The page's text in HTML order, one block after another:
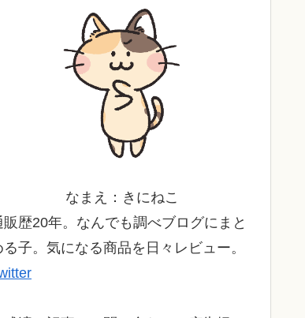
なまえ：きにねこ
販歴20年。なんでも調べブログにまと
る子。気になる商品を日々レビュー。